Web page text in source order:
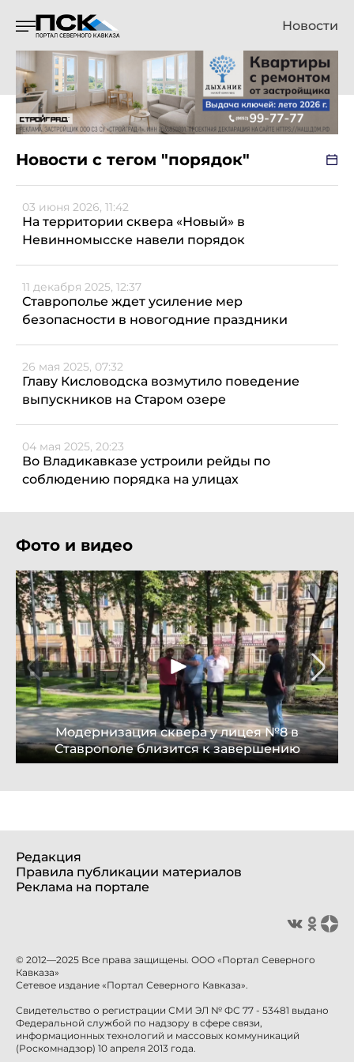
Новости
Новости с тегом "порядок"
03 июня 2026, 11:42
На территории сквера «Новый» в
Невинномысске навели порядок
11 декабря 2025, 12:37
Ставрополье ждет усиление мер
безопасности в новогодние праздники
26 мая 2025, 07:32
Главу Кисловодска возмутило поведение
выпускников на Старом озере
04 мая 2025, 20:23
Во Владикавказе устроили рейды по
соблюдению порядка на улицах
Фото и видео
Модернизация сквера у лицея №8 в
Ставрополе близится к завершению
Редакция
Правила публикации материалов
Реклама на портале
© 2012—2025 Все права защищены. ООО «Портал Северного
Кавказа»
Сетевое издание «Портал Северного Кавказа».
Свидетельство о регистрации СМИ ЭЛ № ФС 77 - 53481 выдано
Федеральной службой по надзору в сфере связи,
информационных технологий и массовых коммуникаций
(Роскомнадзор) 10 апреля 2013 года.